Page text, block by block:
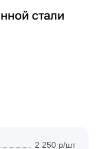
стали
2 250 р/шт